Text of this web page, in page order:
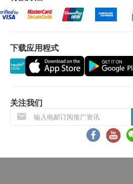
存的情况下，最佳食用日期有
成份
甘油（保湿剂）
木糖醇（甜味剂）
椰子油中的 MCT 油
向日葵卵磷脂（乳化剂）
山梨酸钾（防腐剂）
维生素 D3（胆钙化醇）
认。 倘若健康网购health.
单上的货品，健康网购
客再作安排。
退换条款：
有损毁情况，一经确认签收
退换产品必须包装完整，如
或过期退回，供应商有权不
如有其他损坏或遗漏查询，
下载应用程式
关注我们